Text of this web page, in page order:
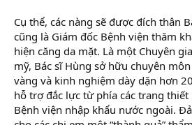
Cụ thể, các nàng sẽ được đích thân
cũng là Giám đốc Bệnh viện thăm
hiện căng da mặt. Là một Chuyên
mỹ, Bác sĩ Hùng sở hữu chuyên
vàng và kinh nghiệm dày dặn hơn
hỗ trợ đắc lực từ phía các trang
Bệnh viện nhập khẩu nước ngoài.